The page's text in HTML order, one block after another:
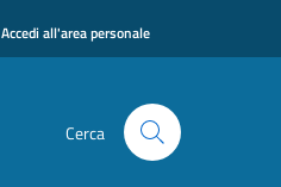
Accedi all'area personale
Cerca